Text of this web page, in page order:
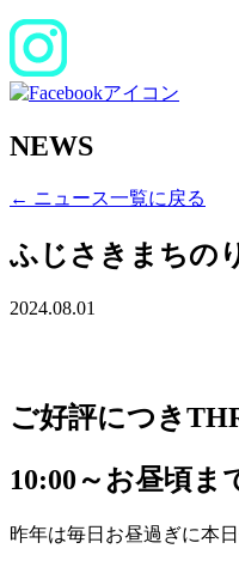
NEWS
← ニュース一覧に戻る
ふじさきまちの
2024.08.01
ご好評につき
10:00～お昼頃
昨年は毎日お昼過ぎに本